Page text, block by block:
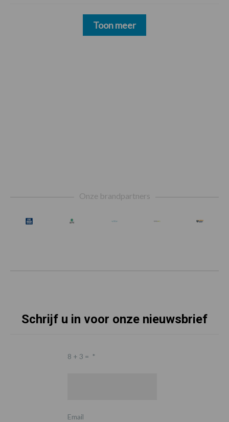
Toon meer
Onze brandpartners
Schrijf u in voor onze nieuwsbrief
8 + 3 = *
Email